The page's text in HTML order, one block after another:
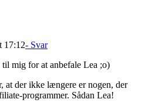
17:12- Svar
til mig for at anbefale Lea ;o)
at der ikke længere er nogen, der
programmer. Sådan Lea!